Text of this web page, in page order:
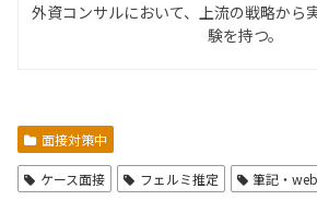
外資コンサルにおいて、上流の戦略から
験を持つ。
面接対策中
ケース面接 フェルミ推定 筆記・